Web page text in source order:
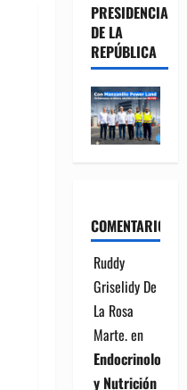
PRESIDENCIA
DE LA
REPÚBLICA
COMENTARIOS
Ruddy
Griselidy De
La Rosa
Marte.en
Endocrinología
y Nutrición